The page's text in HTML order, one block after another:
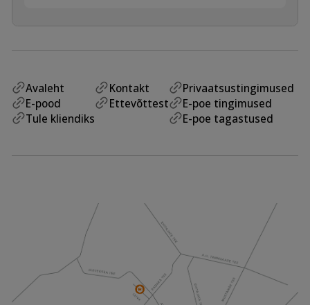
Avaleht
E-pood
Tule kliendiks
Kontakt
Ettevõttest
Privaatsustingimused
E-poe tingimused
E-poe tagastused